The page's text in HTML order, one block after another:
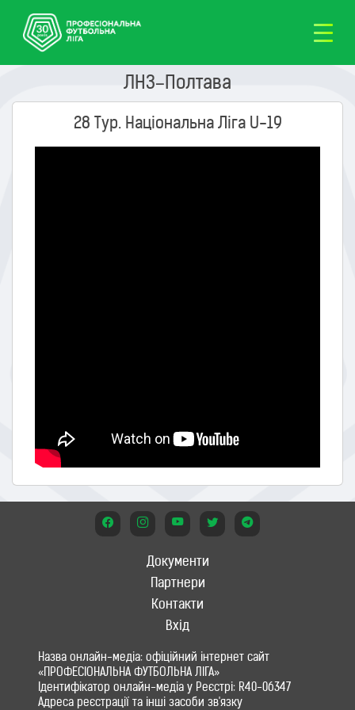
ЛНЗ–Полтава
28 Тур. Національна Ліга U-19
Документи
Партнери
Контакти
Вхід
Назва онлайн-медіа: офіційний інтернет сайт
«ПРОФЕСІОНАЛЬНА ФУТБОЛЬНА ЛІГА»
Ідентифікатор онлайн-медіа у Реєстрі: R40-06347
Адреса реєстрації та інші засоби зв'язку